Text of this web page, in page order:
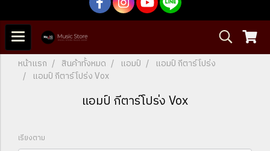
หน้าแรก สินค้าทั้งหมด แอมป์
แอมป์ กีตาร์โปร่ง
แอมป์ กีตาร์โปร่ง Vox
แอมป์ กีตาร์โปร่ง Vox
เรียงตาม